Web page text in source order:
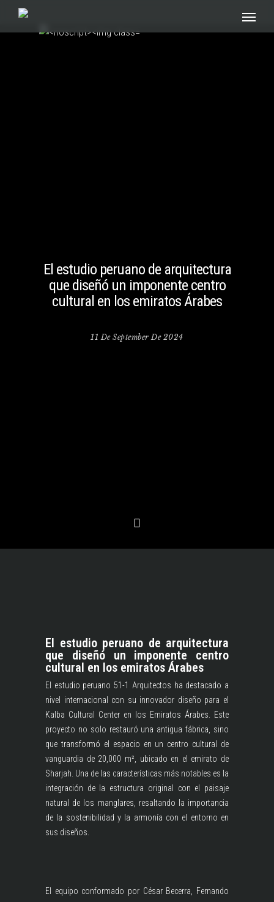
El estudio peruano de arquitectura
que diseñó un imponente centro
cultural en los emiratos Árabes
11 De September De 2024
El estudio peruano de arquitectura
que diseñó un imponente centro
cultural en los emiratos Árabes
El estudio peruano 51-1 Arquitectos ha destacado a
nivel internacional con su innovador diseño para el
Kalba Cultural Center en los Emiratos Árabes. Este
proyecto no solo restauró una antigua fábrica, sino
que transformó el espacio en un centro cultural de
vanguardia de 20,000 m², ubicado en el emirato de
Sharjah. Una de las características más notables es la
integración de la estructura original con el paisaje
natural de los manglares, resaltando la importancia
de la sostenibilidad y la armonía con el entorno en
sus diseños.
El equipo conformado por César Becerra, Fernando